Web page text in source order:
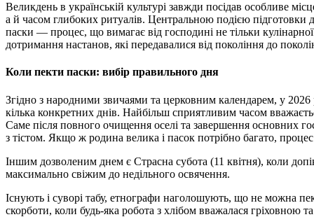
Великдень в українській культурі завжди посідав особливе місце, будучи не лише головним християнським святом,
а й часом глибоких ритуалів. Центральною подією підготовки
паски — процес, що вимагає від господині не тільки
дотримання настанов, які передавалися від покоління до
Коли пекти паски: вибір правильного дня
Згідно з народними звичаями та церковним календарем, у 2026
кілька конкретних днів. Найбільш сприятливим часом
Саме після повного очищення оселі та завершення основних
з тістом. Якщо ж родина велика і пасок потрібно багато,
Іншим дозволеним днем є Страсна субота (11 квітня), коли
максимально свіжим до недільного освячення.
Існують і суворі табу, етнографи наголошують, що не можна
скорботи, коли будь-яка робота з хлібом вважалася гріховною